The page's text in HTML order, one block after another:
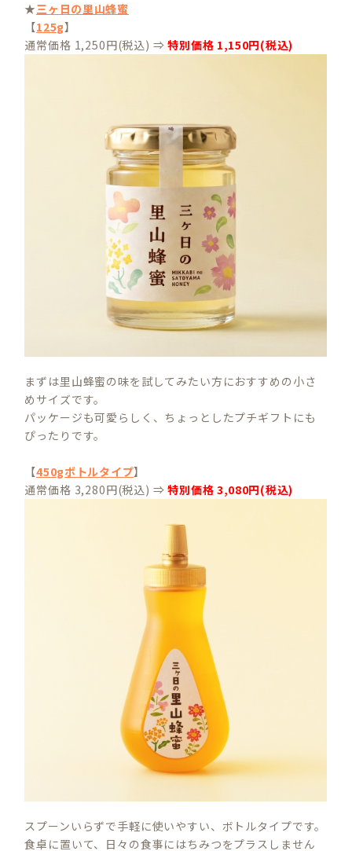
★三ヶ日の里山蜂蜜
【125g】
通常価格 1,250円(税込) ⇒特別価格 1,150円(税込)
まずは里山蜂蜜の味を試してみたい方におすすめの小さ
めサイズです。
パッケージも可愛らしく、ちょっとしたプチギフトにも
ぴったりです。
【450gボトルタイプ】
通常価格 3,280円(税込) ⇒特別価格 3,080円(税込)
スプーンいらずで手軽に使いやすい、ボトルタイプです。
食卓に置いて、日々の食事にはちみつをプラスしません